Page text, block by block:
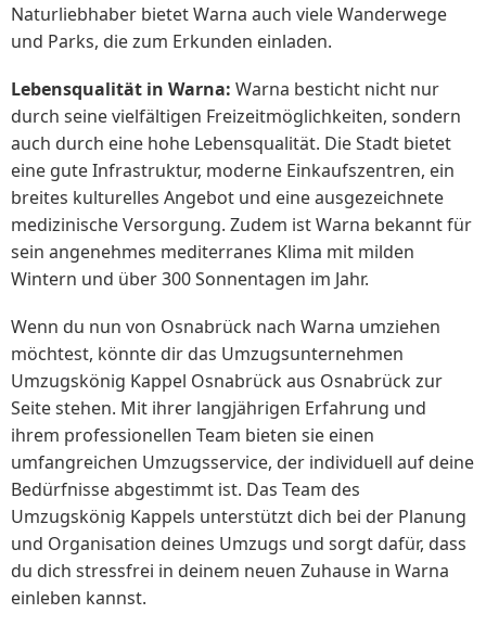
Naturliebhaber bietet Warna auch viele Wanderwege
und Parks, die zum Erkunden einladen.
Lebensqualität in Warna: Warna besticht nicht nur
durch seine vielfältigen Freizeitmöglichkeiten, sondern
auch durch eine hohe Lebensqualität. Die Stadt bietet
eine gute Infrastruktur, moderne Einkaufszentren, ein
breites kulturelles Angebot und eine ausgezeichnete
medizinische Versorgung. Zudem ist Warna bekannt für
sein angenehmes mediterranes Klima mit milden
Wintern und über 300 Sonnentagen im Jahr.
Wenn du nun von Osnabrück nach Warna umziehen
möchtest, könnte dir das Umzugsunternehmen
Umzugskönig Kappel Osnabrück aus Osnabrück zur
Seite stehen. Mit ihrer langjährigen Erfahrung und
ihrem professionellen Team bieten sie einen
umfangreichen Umzugsservice, der individuell auf deine
Bedürfnisse abgestimmt ist. Das Team des
Umzugskönig Kappels unterstützt dich bei der Planung
und Organisation deines Umzugs und sorgt dafür, dass
du dich stressfrei in deinem neuen Zuhause in Warna
einleben kannst.